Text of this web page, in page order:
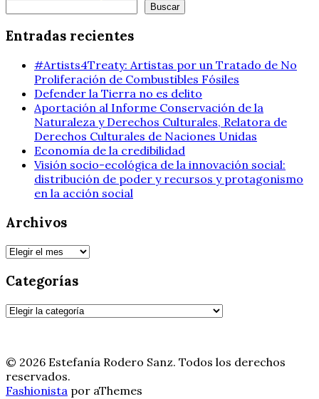
Buscar
Entradas recientes
#Artists4Treaty: Artistas por un Tratado de No
Proliferación de Combustibles Fósiles
Defender la Tierra no es delito
Aportación al Informe Conservación de la
Naturaleza y Derechos Culturales, Relatora de
Derechos Culturales de Naciones Unidas
Economía de la credibilidad
Visión socio-ecológica de la innovación social:
distribución de poder y recursos y protagonismo
en la acción social
Archivos
Archivos
Categorías
Categorías
© 2026 Estefanía Rodero Sanz. Todos los derechos
reservados.
Fashionista por aThemes